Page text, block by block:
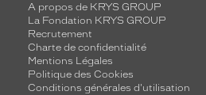
A propos de KRYS GROUP
La Fondation KRYS GROUP
Recrutement
Charte de confidentialité
Mentions Légales
Politique des Cookies
Conditions générales d'utilisation